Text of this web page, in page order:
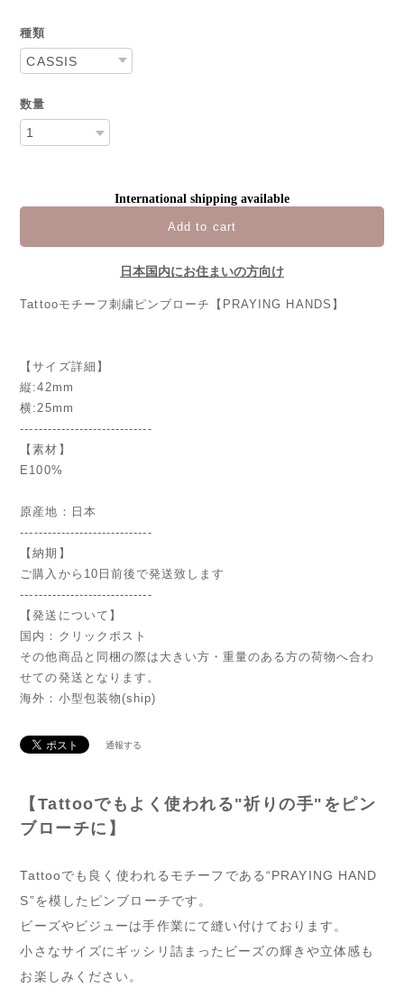
種類
数量
International shipping available
Add to cart
日本国内にお住まいの方向け
Tattooモチーフ刺繍ピンブローチ【PRAYING HANDS】
【サイズ詳細】
縦:42mm
横:25mm
-----------------------------
【素材】
E100%
原産地：日本
-----------------------------
【納期】
ご購入から10日前後で発送致します
-----------------------------
【発送について】
国内：クリックポスト
その他商品と同梱の際は大きい方・重量のある方の荷物へ合わ
せての発送となります。
海外：小型包装物(ship)
通報する
【Tattooでもよく使われる"祈りの手"をピン
ブローチに】
Tattooでも良く使われるモチーフである“PRAYING HAND
S”を模したピンブローチです。
ビーズやビジューは手作業にて縫い付けております。
小さなサイズにギッシリ詰まったビーズの輝きや立体感も
お楽しみください。